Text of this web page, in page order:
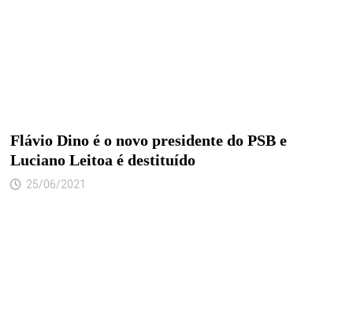
Flávio Dino é o novo presidente do PSB e
Luciano Leitoa é destituído
25/06/2021